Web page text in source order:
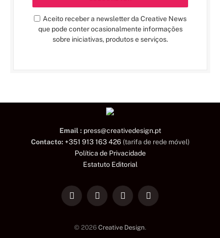
Aceito receber a newsletter da Creative News
que pode conter ocasionalmente informações
sobre iniciativas, produtos e serviços.
Email : press@creativedesign.pt
Contacto: +351 913 163 426 (tarifa de rede móvel)
Política de Privacidade
Estatuto Editorial
LinkedInFacebookInstagramTikTok
© 2026 Creative Design.